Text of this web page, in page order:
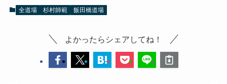
全道場 杉村師範 飯田橋道場
よかったらシェアしてね！